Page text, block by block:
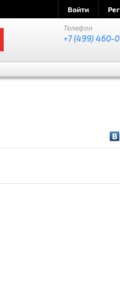
Войти
Телефон
+7 (499) 460-